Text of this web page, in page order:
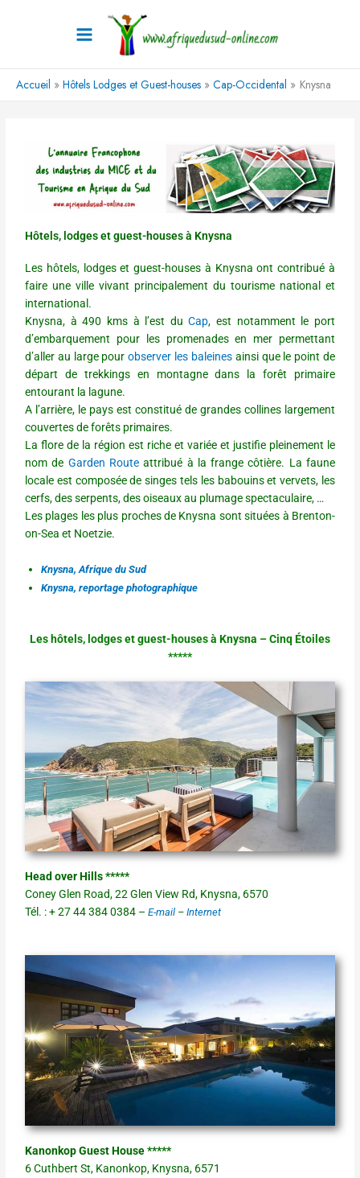
Accueil Hôtels Lodges et Guest-houses Cap-Occidental Knysna
Hôtels, lodges et guest-houses à Knysna
Les hôtels, lodges et guest-houses à Knysna ont contribué à
faire une ville vivant principalement du tourisme national et
international.
Knysna, à 490 kms à l’est duCap, est notamment le port
d’embarquement pour les promenades en mer permettant
d’aller au large pourobserver les baleinesainsi que le point de
départ de trekkings en montagne dans la forêt primaire
entourant la lagune.
A l’arrière, le pays est constitué de grandes collines largement
couvertes de forêts primaires.
La flore de la région est riche et variée et justifie pleinement le
nom de Garden Routeattribué à la frange côtière. La faune
locale est composée de singes tels les babouins et vervets, les
cerfs, des serpents, des oiseaux au plumage spectaculaire, …
Les plages les plus proches de Knysna sont situées à Brenton-
on-Sea et Noetzie.
Knysna, Afrique du Sud
Knysna, reportage photographique
Les hôtels, lodges et guest-houses à Knysna – Cinq Étoiles
*****
Head over Hills *****
Coney Glen Road, 22 Glen View Rd, Knysna, 6570
Tél. : + 27 44 384 0384 –E-mail –Internet
Kanonkop Guest House *****
6 Cuthbert St, Kanonkop, Knysna, 6571